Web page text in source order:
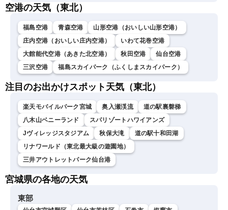
空港の天気（東北）
福島空港 青森空港
山形空港（おいしい山形空港）
庄内空港（おいしい庄内空港）
いわて花巻空港
大館能代空港（あきた北空港）
秋田空港
仙台空港
三沢空港
福島スカイパーク（ふくしまスカイパーク）
注目のお出かけスポット天気（東北）
楽天モバイルパーク宮城 奥入瀬渓流
道の駅裏磐梯
八木山ベニーランド
スパリゾートハワイアンズ
Jヴィレッジスタジアム
秋保大滝
道の駅十和田湖
リナワールド（東北最大級の遊園地）
三井アウトレットパーク仙台港
宮城県の各地の天気
東部